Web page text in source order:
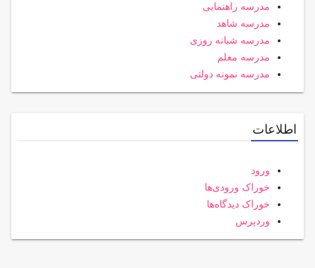
مدرسه راهنمایی
مدرسه شاهد
مدرسه شبانه روزی
مدرسه معلم
مدرسه نمونه دولتی
اطلاعات
ورود
خوراک ورودی‌ها
خوراک دیدگاه‌ها
وردپرس